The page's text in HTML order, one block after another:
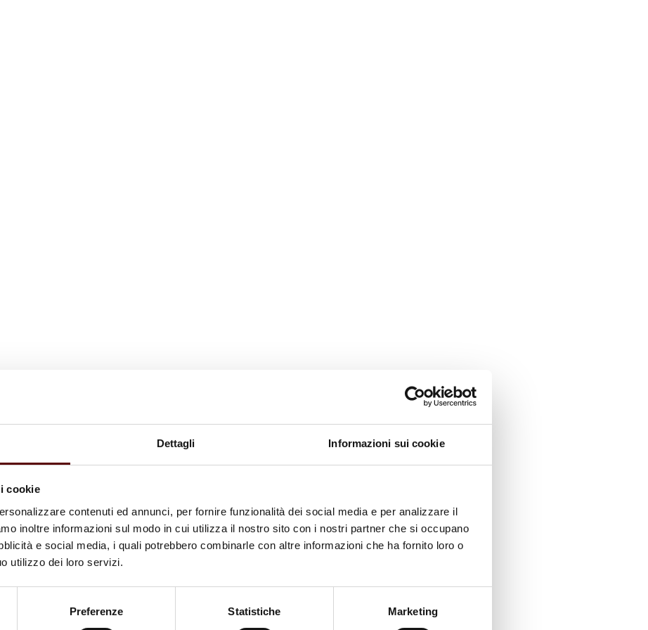
Dettagli Informazioni sui cookie
cookie
contenuti ed annunci, per fornire funzionalità dei social media e per analizzare il
inoltre informazioni sul modo in cui utilizza il nostro sito con i nostri partner che si occupano
e social media, i quali potrebbero combinarle con altre informazioni che ha fornito loro o
utilizzo dei loro servizi.
Preferenze Statistiche Marketing